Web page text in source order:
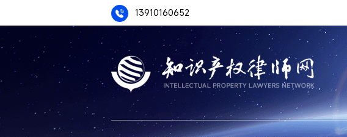
13910160652